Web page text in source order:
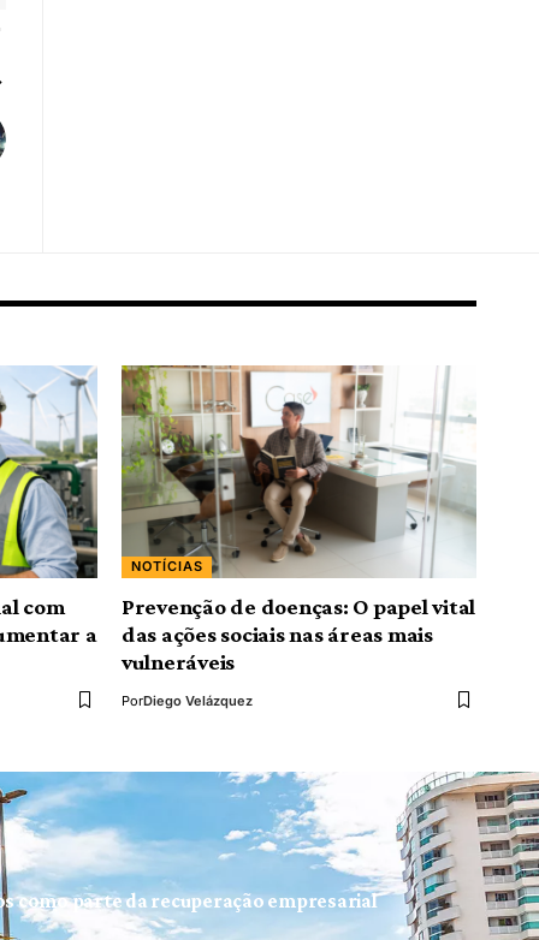
com
a
NOTÍCIAS
Prevenção de doenças: O papel vital
das ações sociais nas áreas mais
vulneráveis
PorDiego Velázquez
como parte da recuperação empresarial